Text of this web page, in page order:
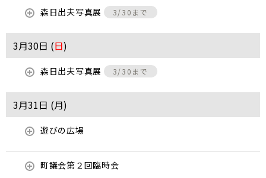
森日出夫写真展 3/30まで
3月30日 (日)
森日出夫写真展 3/30まで
3月31日 (月)
遊びの広場
町議会第２回臨時会